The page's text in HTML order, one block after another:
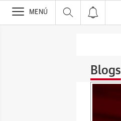
>
MENÚ
Blogs